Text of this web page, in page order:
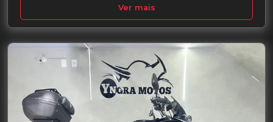
Ver mais